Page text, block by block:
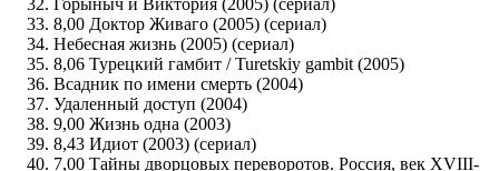
Горыныч и Виктория (2005) (сериал)
8,00 Доктор Живаго (2005) (сериал)
Небесная жизнь (2005) (сериал)
8,06 Турецкий гамбит / Turetskiy gambit (2005)
Всадник по имени смерть (2004)
Удаленный доступ (2004)
9,00 Жизнь одна (2003)
8,43 Идиот (2003) (сериал)
7,00 Тайны дворцовых переворотов. Россия, век XVIII-